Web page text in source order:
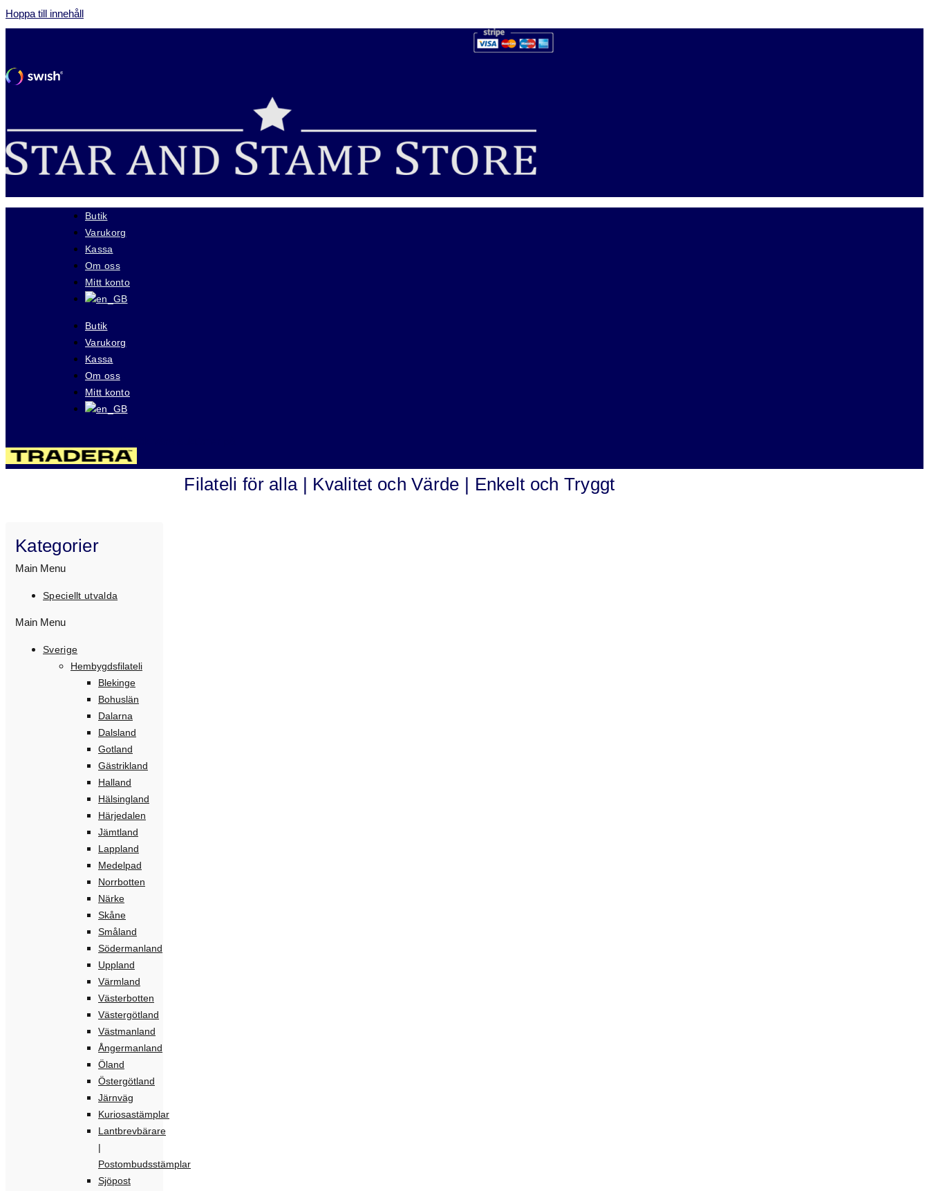
Hoppa till innehåll
Butik
Varukorg
Kassa
Om oss
Mitt konto
Butik
Varukorg
Kassa
Om oss
Mitt konto
Filateli för alla | Kvalitet och Värde | Enkelt och Tryggt
Kategorier
Main Menu
Speciellt utvalda
Main Menu
Sverige
Hembygdsfilateli
Blekinge
Bohuslän
Dalarna
Dalsland
Gotland
Gästrikland
Halland
Hälsingland
Härjedalen
Jämtland
Lappland
Medelpad
Norrbotten
Närke
Skåne
Småland
Södermanland
Uppland
Värmland
Västerbotten
Västergötland
Västmanland
Ångermanland
Öland
Östergötland
Järnväg
Kuriosastämplar
Lantbrevbärare
|
Postombudsstämplar
Sjöpost